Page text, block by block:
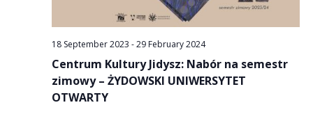
18 September 2023 -29 February 2024
Centrum Kultury Jidysz: Nabór na semestr
zimowy – ŻYDOWSKI UNIWERSYTET
OTWARTY